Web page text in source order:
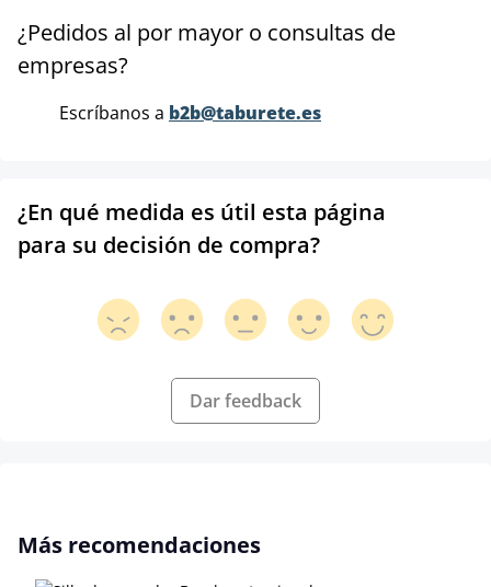
¿Pedidos al por mayor o consultas de
empresas?
Escríbanos a b2b@taburete.es
¿En qué medida es útil esta página
para su decisión de compra?
Dar feedback
Omitir la galería de productos
Más recomendaciones